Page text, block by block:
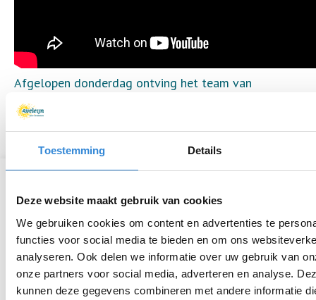
Toestemming Details
Deze website maakt gebruik van cookies
We gebruiken cookies om content en advertenties te
functies voor social media te bieden en om ons
analyseren. Ook delen we informatie over uw gebruik van
onze partners voor social media, adverteren en analyse.
kunnen deze gegevens combineren met andere informatie
Een geslaagde dag op de Zwarte Cross
Aardewerk verslag editie 6 is uit
Dit was het Aveleijn Volleybaltoernooi voor
medewerkers 2026
Afgelopen donderdag ontving het team van
Buurtsuper de Spar in Lonneker de Lonneker
Droadneagel. Lees het artikel in de Tubantia